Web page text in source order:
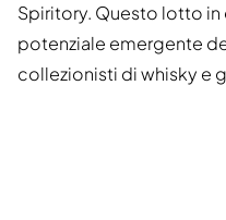
Spiritory. Questo lotto
potenziale emergente
collezionisti di whisky e